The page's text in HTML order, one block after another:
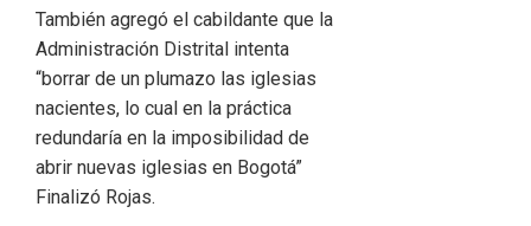
También agregó el cabildante que la
Administración Distrital intenta
“borrar de un plumazo las iglesias
nacientes, lo cual en la práctica
redundaría en la imposibilidad de
abrir nuevas iglesias en Bogotá”
Finalizó Rojas.